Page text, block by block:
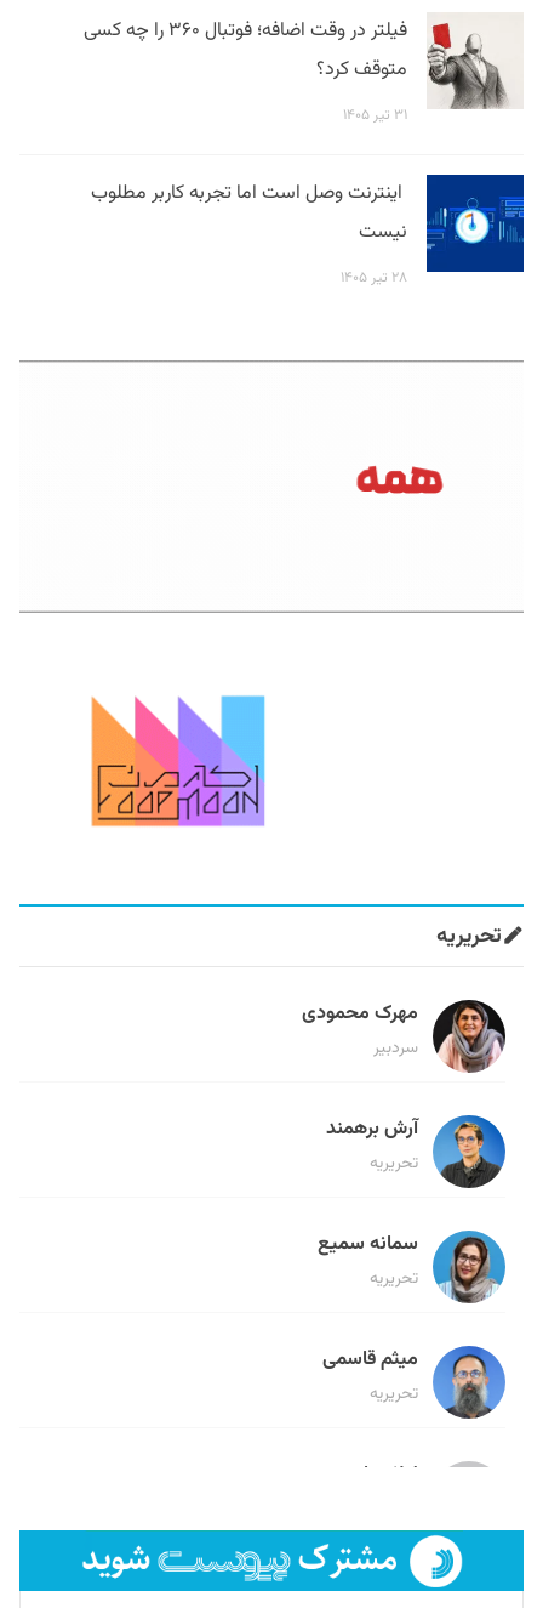
فیلتر در وقت اضافه؛ فوتبال ۳۶۰ را چه کسی
متوقف کرد؟
۳۱ تیر ۱۴۰۵
اینترنت وصل است اما تجربه کاربر مطلوب
نیست
۲۸ تیر ۱۴۰۵
تحریریه
مهرک محمودی
سردبیر
آرش برهمند
تحریریه
سمانه سمیع
تحریریه
میثم قاسمی
تحریریه
لیلا حنارود
فائزه فتحی رستمی